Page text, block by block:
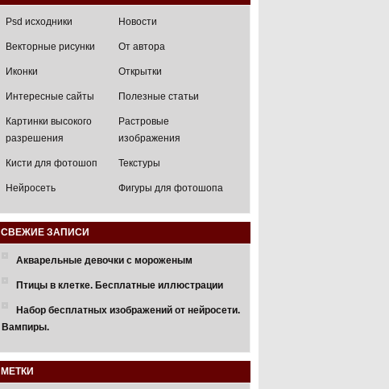
Psd исходники
Векторные рисунки
Иконки
Интересные сайты
Картинки высокого
разрешения
Кисти для фотошоп
Нейросеть
Новости
От автора
Открытки
Полезные статьи
Растровые
изображения
Текстуры
Фигуры для фотошопа
СВЕЖИЕ ЗАПИСИ
Акварельные девочки с мороженым
Птицы в клетке. Бесплатные иллюстрации
Набор бесплатных изображений от нейросети.
Вампиры.
МЕТКИ